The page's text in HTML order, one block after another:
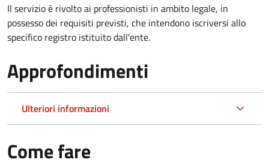
Il servizio è rivolto ai professionisti in ambito legale, in
possesso dei requisiti previsti, che intendono iscriversi allo
specifico registro istituito dall'ente.
Approfondimenti
Ulteriori informazioni
Come fare